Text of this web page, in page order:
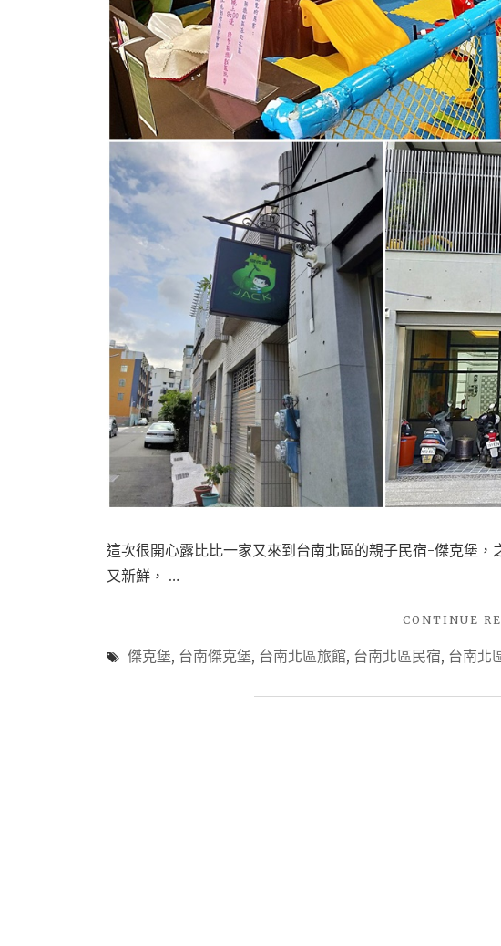
這次很開心露比比一家又來到台南北區的親子民宿-傑克堡
又新鮮， …
CONTINUE
傑克堡, 台南傑克堡, 台南北區旅館, 台南北區民宿, 台南北